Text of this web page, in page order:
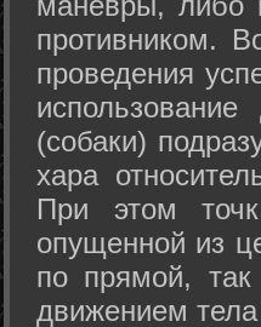
противником.
проведения
(собаки)
хара
При этом
опущенной из
по прямой,
движением тела